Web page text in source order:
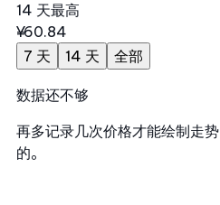
14 天最高
¥60.84
7 天
14 天 全部
数据还不够
再多记录几次价格才能绘制走
的。